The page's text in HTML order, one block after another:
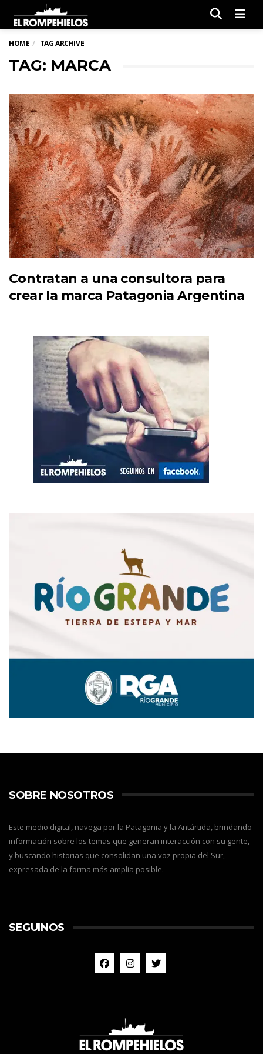
HOME TAG ARCHIVE
TAG: MARCA
Contratan a una consultora para
crear la marca Patagonia Argentina
SOBRE NOSOTROS
Este medio digital, navega por la Patagonia y la Antártida, brindando
información sobre los temas que generan interacción con su gente,
y buscando historias que consolidan una voz propia del Sur,
expresada de la forma más amplia posible.
SEGUINOS